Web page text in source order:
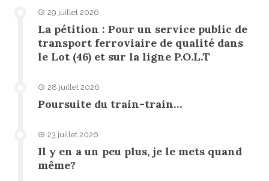
29 juillet 2026
La pétition : Pour un service public de
transport ferroviaire de qualité dans
le Lot (46) et sur la ligne P.O.L.T
28 juillet 2026
Poursuite du train-train…
23 juillet 2026
Il y en a un peu plus, je le mets quand
même?